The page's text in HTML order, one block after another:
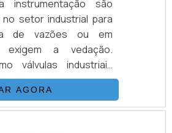
instrumentação são
setor industrial para
de vazões ou em
exigem a vedação.
válvulas industriais
pressão, as válvulas
produzidas de acordo
5208, de modo a
AGORA